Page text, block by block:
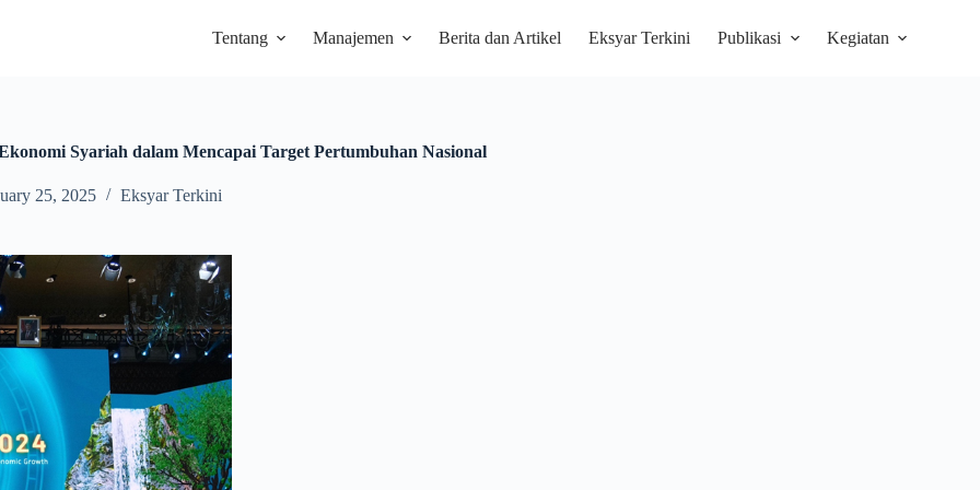
Tentang Manajemen Berita dan Artikel Eksyar Terkini Publikasi Kegiatan
Syariah dalam Mencapai Target Pertumbuhan Nasional
25, 2025 Eksyar Terkini